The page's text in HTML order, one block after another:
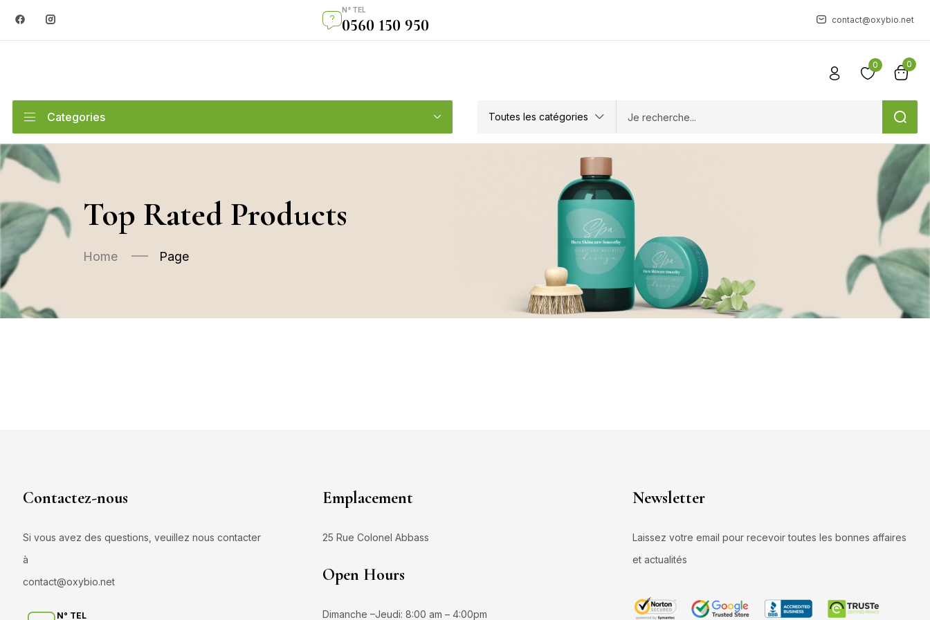
N° TEL
0560 150 950 contact@oxybio.net
0 0
Categories Toutes les catégories
Top Rated Products
Home Page
Contactez-nous
Si vous avez des questions, veuillez nous contacter
à
contact@oxybio.net
N° TEL
Emplacement
25 Rue Colonel Abbass
Open Hours
Dimanche –Jeudi: 8:00 am – 4:00pm
Newsletter
Laissez votre email pour recevoir toutes les bonnes affaires
et actualités